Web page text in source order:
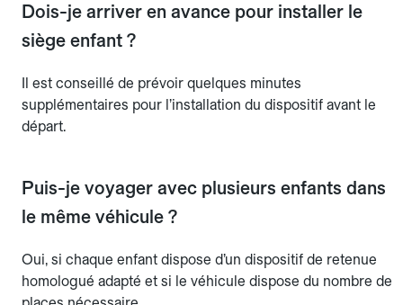
Dois-je arriver en avance pour installer le
siège enfant ?
Il est conseillé de prévoir quelques minutes
supplémentaires pour l’installation du dispositif avant le
départ.
Puis-je voyager avec plusieurs enfants dans
le même véhicule ?
Oui, si chaque enfant dispose d’un dispositif de retenue
homologué adapté et si le véhicule dispose du nombre de